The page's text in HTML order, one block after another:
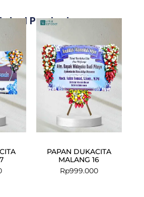
Products
PAPAN DUKACITA
MALANG 16
Rp999.000